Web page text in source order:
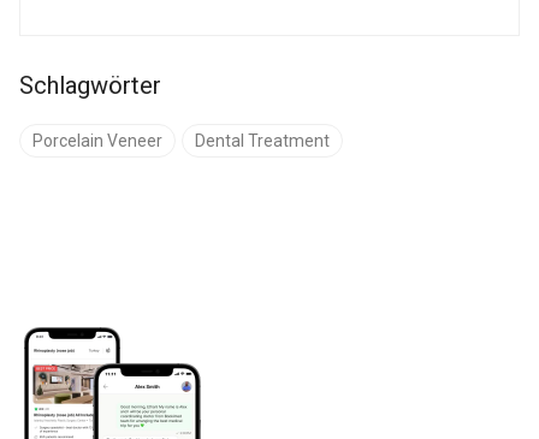
Schlagwörter
Porcelain Veneer Dental Treatment